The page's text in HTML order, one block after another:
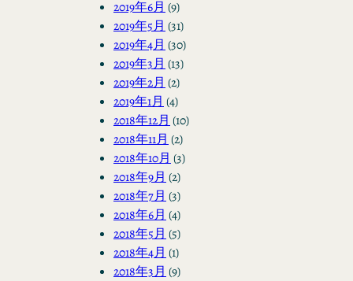
2019年6月 (9)
2019年5月 (31)
2019年4月 (30)
2019年3月 (13)
2019年2月 (2)
2019年1月 (4)
2018年12月 (10)
2018年11月 (2)
2018年10月 (3)
2018年9月 (2)
2018年7月 (3)
2018年6月 (4)
2018年5月 (5)
2018年4月 (1)
2018年3月 (9)